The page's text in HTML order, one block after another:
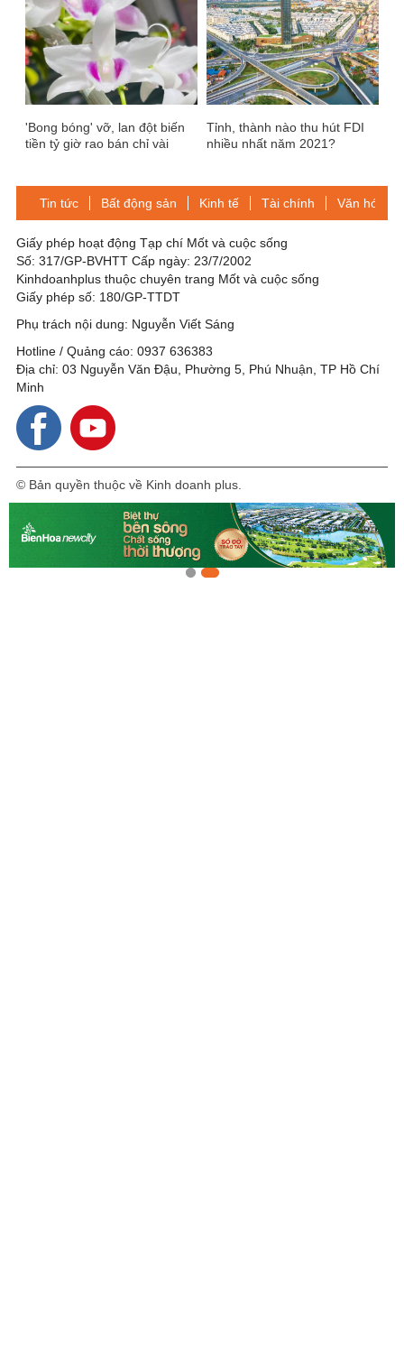
Tân giữ chức vụ CEO
'Bong bóng' vỡ, lan đột biến
tiền tỷ giờ rao bán chỉ vài
Tỉnh, thành nào thu hút FDI
nhiều nhất năm 2021?
Tin tức Bất động sản Kinh tế Tài chính Văn hóa-
Giấy phép hoạt động Tạp chí Mốt và cuộc sống
Số: 317/GP-BVHTT Cấp ngày: 23/7/2002
Kinhdoanhplus thuộc chuyên trang Mốt và cuộc sống
Giấy phép số: 180/GP-TTDT
Phụ trách nội dung: Nguyễn Viết Sáng
Hotline / Quảng cáo: 0937 636383
Địa chỉ: 03 Nguyễn Văn Đậu, Phường 5, Phú Nhuận, TP Hồ Chí
Minh
© Bản quyền thuộc về Kinh doanh plus.